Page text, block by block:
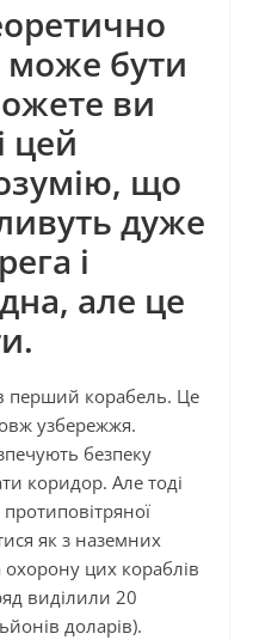
може бути
ви
цей
що
дуже
і
але це
перший корабель. Це
узбережжя.
безпеку
коридор. Але тоді
як з наземних
охорону цих кораблів
виділили 20
доларів).